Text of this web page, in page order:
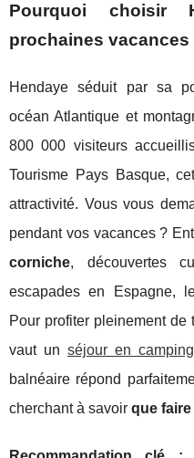
Pourquoi choisir
prochaines vacances
Hendaye séduit par sa
océan Atlantique et
800 000 visiteurs
Tourisme Pays Basque,
attractivité. Vous vous
pendant vos vacances ?
corniche, découvertes
escapades en Espagne,
Pour profiter pleinement
vaut un séjour en
balnéaire répond
cherchant à savoir que faire